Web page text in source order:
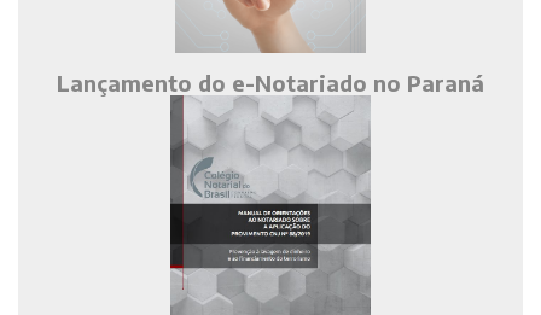
Lançamento do e-Notariado no Paraná